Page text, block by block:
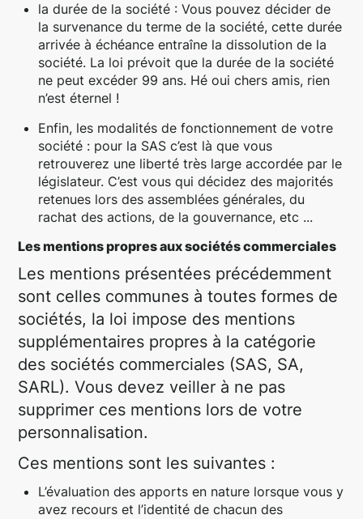
la durée de la société : Vous pouvez décider de
la survenance du terme de la société, cette durée
arrivée à échéance entraîne la dissolution de la
société. La loi prévoit que la durée de la société
ne peut excéder 99 ans. Hé oui chers amis, rien
n’est éternel !
Enfin, les modalités de fonctionnement de votre
société : pour la SAS c’est là que vous
retrouverez une liberté très large accordée par le
législateur. C’est vous qui décidez des majorités
retenues lors des assemblées générales, du
rachat des actions, de la gouvernance, etc ...
Les mentions propres aux sociétés commerciales
Les mentions présentées précédemment
sont celles communes à toutes formes de
sociétés, la loi impose des mentions
supplémentaires propres à la catégorie
des sociétés commerciales (SAS, SA,
SARL). Vous devez veiller à ne pas
supprimer ces mentions lors de votre
personnalisation.
Ces mentions sont les suivantes :
L’évaluation des apports en nature lorsque vous y
avez recours et l’identité de chacun des